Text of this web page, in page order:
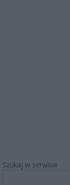
Szukaj w serwisie